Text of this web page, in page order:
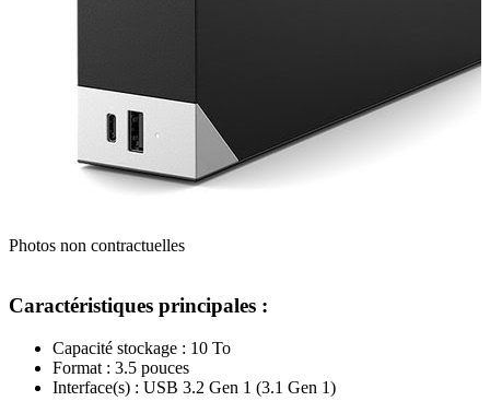
Photos non contractuelles
Caractéristiques principales :
Capacité stockage : 10 To
Format : 3.5 pouces
Interface(s) : USB 3.2 Gen 1 (3.1 Gen 1)